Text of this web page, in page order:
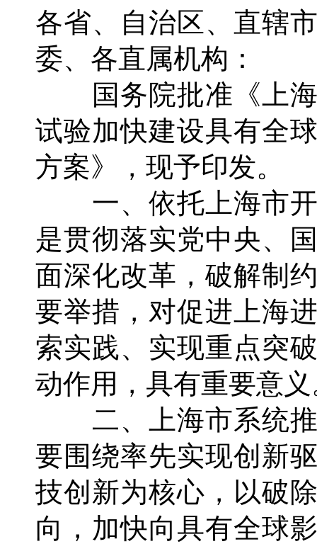
各省、自治区、直辖
委、各直属机构：
国务院批准《上海
试验加快建设具有全
方案》，现予印发。
一、依托上海市开
是贯彻落实党中央、
面深化改革，破解制
要举措，对促进上海
索实践、实现重点突
动作用，具有重要意
二、上海市系统推
要围绕率先实现创新
技创新为核心，以破
向，加快向具有全球